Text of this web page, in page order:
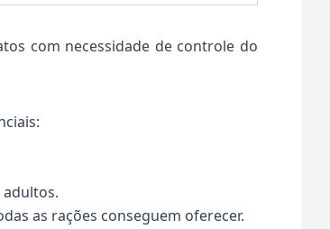
com necessidade de controle do
as rações conseguem oferecer.